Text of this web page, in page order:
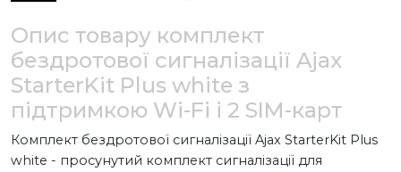
Опис товару комплект
бездротової сигналізації Ajax
StarterKit Plus white з
підтримкою Wi-Fi і 2 SIM-карт
Комплект бездротової сигналізації Ajax StarterKit Plus
white - просунутий комплект сигналізації для